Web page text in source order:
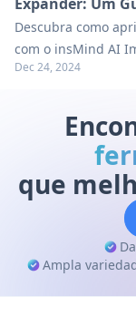
Descubra como
com o insMind AI
Aprenda dicas,
impressionantes.
completo agora!
Dec 24, 2024
que
Ampla